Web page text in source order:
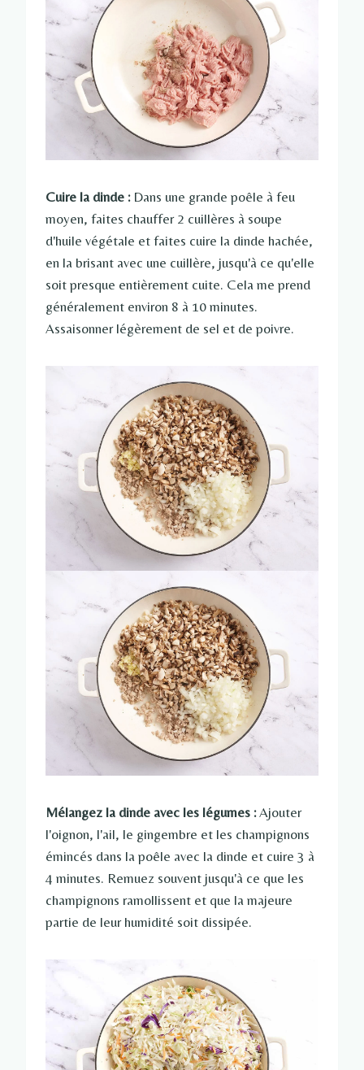
Cuire la dinde : Dans une grande poêle à feu
moyen, faites chauffer 2 cuillères à soupe
d'huile végétale et faites cuire la dinde hachée,
en la brisant avec une cuillère, jusqu'à ce qu'elle
soit presque entièrement cuite. Cela me prend
généralement environ 8 à 10 minutes.
Assaisonner légèrement de sel et de poivre.
Mélangez la dinde avec les légumes :Ajouter
l'oignon, l'ail, le gingembre et les champignons
émincés dans la poêle avec la dinde et cuire 3 à
4 minutes. Remuez souvent jusqu'à ce que les
champignons ramollissent et que la majeure
partie de leur humidité soit dissipée.